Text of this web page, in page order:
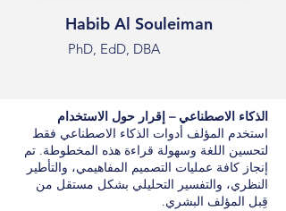
Habib Al Souleiman
PhD, EdD, DBA
الذكاء الاصطناعي – إقرار حول الاستخدام
استخدم المؤلف أدوات الذكاء الاصطناعي فقط
لتحسين اللغة وسهولة قراءة هذه المخطوطة. تم
إنجاز كافة عمليات التصميم المفاهيمي، والتأطير
النظري، والتفسير التحليلي بشكل مستقل من
قِبل المؤلف البشري.